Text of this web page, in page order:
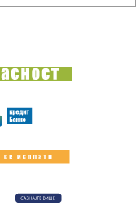
da ga svi hvale"
autobus u vazduh, dve
HUMSKOJ: Jedna stvar